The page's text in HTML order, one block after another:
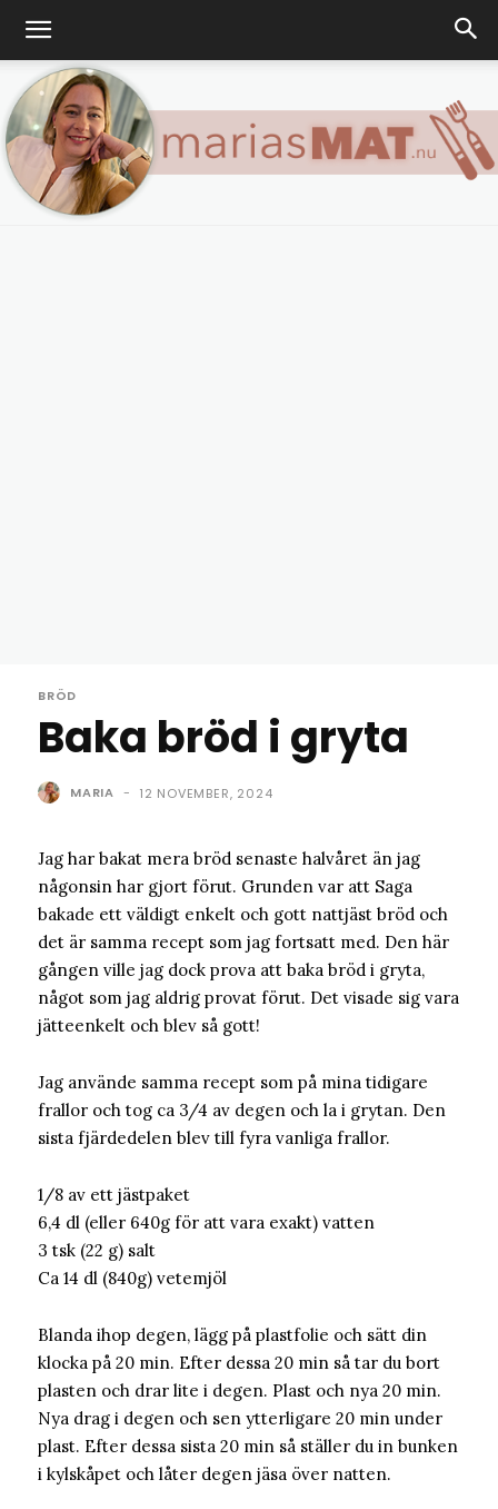
BRÖD
Baka bröd i gryta
MARIA - 12 NOVEMBER, 2024
Jag har bakat mera bröd senaste halvåret än jag
någonsin har gjort förut. Grunden var att Saga
bakade ett väldigt enkelt och gott nattjäst bröd och
det är samma recept som jag fortsatt med. Den här
gången ville jag dock prova att baka bröd i gryta,
något som jag aldrig provat förut. Det visade sig vara
jätteenkelt och blev så gott!
Jag använde samma recept som på mina tidigare
frallor och tog ca 3/4 av degen och la i grytan. Den
sista fjärdedelen blev till fyra vanliga frallor.
1/8 av ett jästpaket
6,4 dl (eller 640g för att vara exakt) vatten
3 tsk (22 g) salt
Ca 14 dl (840g) vetemjöl
Blanda ihop degen, lägg på plastfolie och sätt din
klocka på 20 min. Efter dessa 20 min så tar du bort
plasten och drar lite i degen. Plast och nya 20 min.
Nya drag i degen och sen ytterligare 20 min under
plast. Efter dessa sista 20 min så ställer du in bunken
i kylskåpet och låter degen jäsa över natten.